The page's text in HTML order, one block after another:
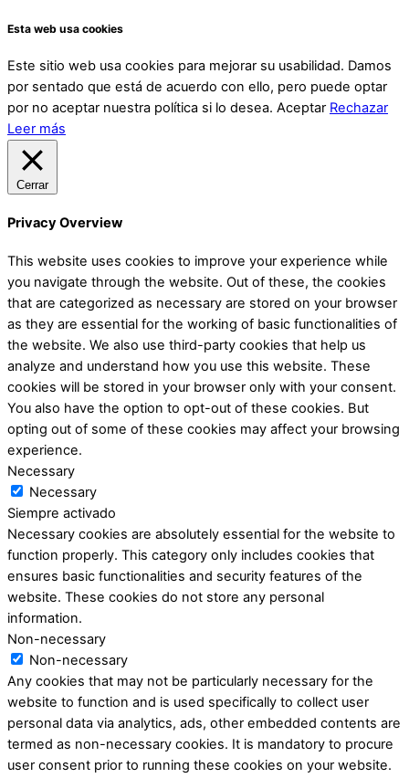
Esta web usa cookies
Este sitio web usa cookies para mejorar su usabilidad. Damos
por sentado que está de acuerdo con ello, pero puede optar
por no aceptar nuestra política si lo desea. Aceptar Rechazar
Leer más
Cerrar
Privacy Overview
This website uses cookies to improve your experience while
you navigate through the website. Out of these, the cookies
that are categorized as necessary are stored on your browser
as they are essential for the working of basic functionalities of
the website. We also use third-party cookies that help us
analyze and understand how you use this website. These
cookies will be stored in your browser only with your consent.
You also have the option to opt-out of these cookies. But
opting out of some of these cookies may affect your browsing
experience.
Necessary
Necessary
Siempre activado
Necessary cookies are absolutely essential for the website to
function properly. This category only includes cookies that
ensures basic functionalities and security features of the
website. These cookies do not store any personal
information.
Non-necessary
Non-necessary
Any cookies that may not be particularly necessary for the
website to function and is used specifically to collect user
personal data via analytics, ads, other embedded contents are
termed as non-necessary cookies. It is mandatory to procure
user consent prior to running these cookies on your website.